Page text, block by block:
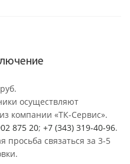
осуществляют
компании «ТК-Сервис».
875 20; +7 (343) 319-40-96.
просьба связаться за 3-5